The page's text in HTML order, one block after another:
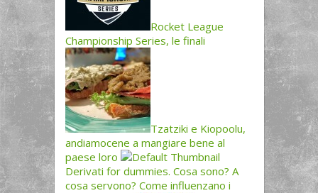
Rocket League
Championship Series, le finali
Tzatziki e Kiopoolu,
andiamocene a mangiare bene al
paese loro
Derivati for dummies. Cosa sono? A
cosa servono? Come influenzano i